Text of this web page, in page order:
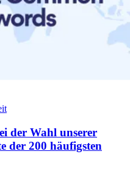
der Wahl unserer
der 200 häufigsten